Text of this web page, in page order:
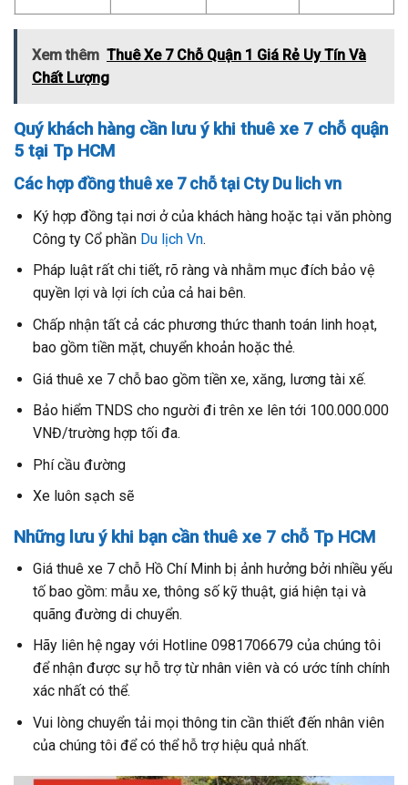
Xem thêm Thuê Xe 7 Chỗ Quận 1 Giá Rẻ Uy Tín Và
Chất Lượng
Quý khách hàng cần lưu ý khi thuê xe 7 chỗ quận
5 tại Tp HCM
Các hợp đồng thuê xe 7 chỗ tại Cty Du lich vn
Ký hợp đồng tại nơi ở của khách hàng hoặc tại văn phòng
Công ty Cổ phần Du lịch Vn.
Pháp luật rất chi tiết, rõ ràng và nhằm mục đích bảo vệ
quyền lợi và lợi ích của cả hai bên.
Chấp nhận tất cả các phương thức thanh toán linh hoạt,
bao gồm tiền mặt, chuyển khoản hoặc thẻ.
Giá thuê xe 7 chỗ bao gồm tiền xe, xăng, lương tài xế.
Bảo hiểm TNDS cho người đi trên xe lên tới 100.000.000
VNĐ/trường hợp tối đa.
Phí cầu đường
Xe luôn sạch sẽ
Những lưu ý khi bạn cần thuê xe 7 chỗ Tp HCM
Giá thuê xe 7 chỗ Hồ Chí Minh bị ảnh hưởng bởi nhiều yếu
tố bao gồm: mẫu xe, thông số kỹ thuật, giá hiện tại và
quãng đường di chuyển.
Hãy liên hệ ngay với Hotline 0981706679của chúng tôi
để nhận được sự hỗ trợ từ nhân viên và có ước tính chính
xác nhất có thể.
Vui lòng chuyển tải mọi thông tin cần thiết đến nhân viên
của chúng tôi để có thể hỗ trợ hiệu quả nhất.